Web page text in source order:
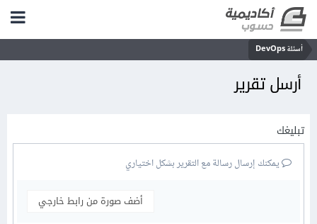
أسئلة DevOps
أرسل تقرير
تبليغك
يمكنك إرسال رسالة مع التقرير بشكل اختياري
أضف صورة من رابط خارجي